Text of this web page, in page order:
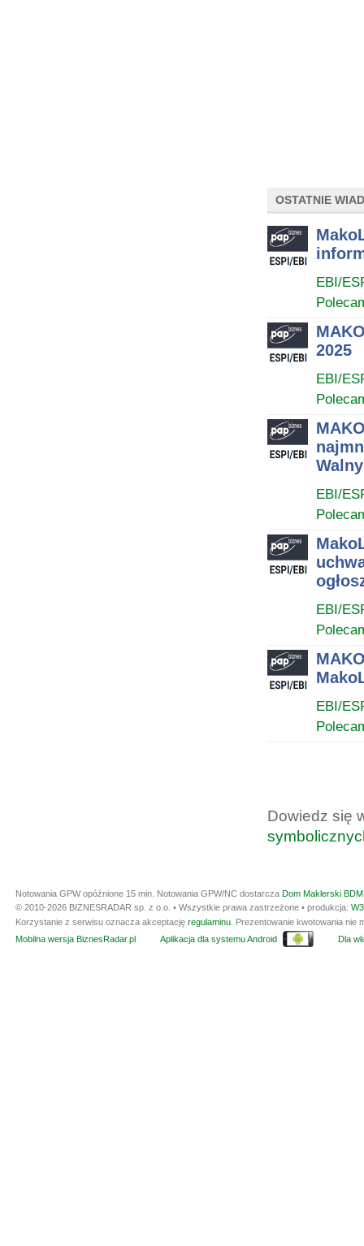
OSTATNIE
EBI/
2025
EBI/
EBI/
EBI/
EBI/
Dowiedz się
Notowania GPW opóźnione 15 min. Notowania GPW/NC dostarcza Dom Maklerski
© 2010-2026 BIZNESRADAR sp. z o.o. • Wszystkie prawa zastrzeżone • produkcja:
Korzystanie z serwisu oznacza akceptację regulaminu. Prezentowanie kwotowania nie
Mobilna wersja BiznesRadar.pl
Aplikacja dla systemu Android Dla